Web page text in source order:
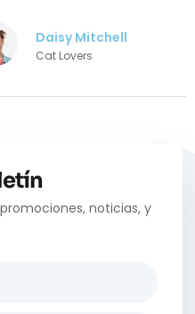
Mitchell
noticias, y